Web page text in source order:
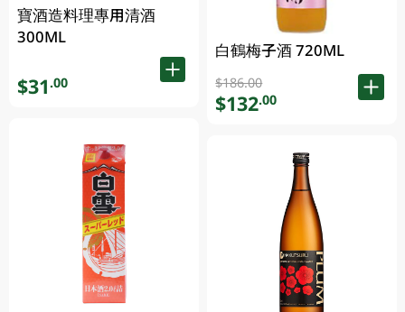
寶酒造料理專用清酒
300ML
$31.00
白鶴梅子酒 720ML
$186.00
$132.00